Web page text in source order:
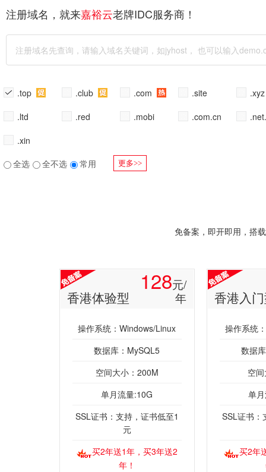
注册域名，就来嘉裕云老牌IDC服务商！
.top .club .com .site
.ltd
.red .mobi .com.cn
.xin
全选
全不选 常用 更多>>
免备案，即开即用，搭
香港体验型
128元/
年
操作系统：Windows/Linux
数据库：MySQL5
空间大小：200M
单月流量:10G
SSL证书：支持，证书低至1
元
买2年送1年，买3年送2
年！
香港入
操作系统
数据
空
单
SSL证书：
买2年